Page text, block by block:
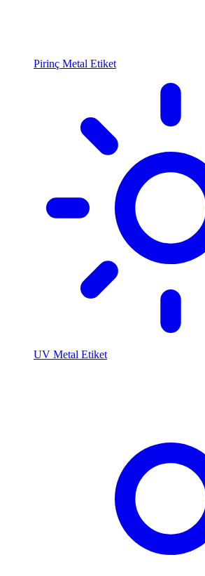
Pirinç Metal Etiket
UV Metal Etiket